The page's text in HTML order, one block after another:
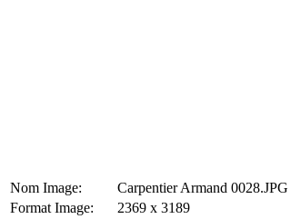
Nom Image:
Carpentier Armand 0028.JPG
Format Image:
2369 x 3189